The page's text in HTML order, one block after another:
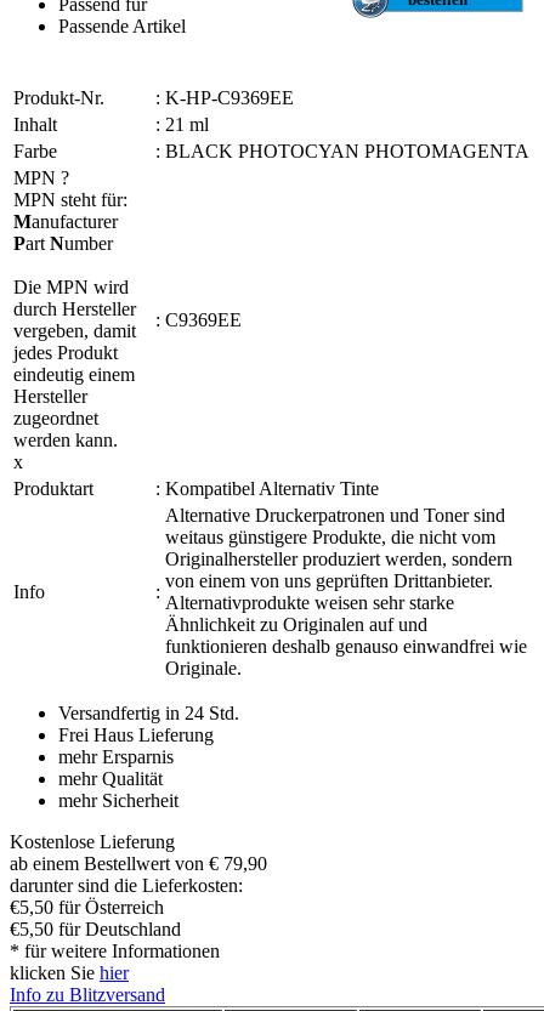
Passend für
Passende Artikel
Produkt-Nr. : K-HP-C9369EE
Inhalt
: 21 ml
Farbe
: BLACK PHOTOCYAN PHOTOMAGENTA
MPN ?
MPN steht für:
Manufacturer
Part Number
Die MPN wird
durch Hersteller
vergeben, damit
jedes Produkt
eindeutig einem
Hersteller
zugeordnet
werden kann.
x
: C9369EE
Produktart : Kompatibel Alternativ Tinte
Info :
Alternative Druckerpatronen und Toner sind
weitaus günstigere Produkte, die nicht vom
Originalhersteller produziert werden, sondern
von einem von uns geprüften Drittanbieter.
Alternativprodukte weisen sehr starke
Ähnlichkeit zu Originalen auf und
funktionieren deshalb genauso einwandfrei wie
Originale.
Versandfertig in 24 Std.
Frei Haus Lieferung
mehr Ersparnis
mehr Qualität
mehr Sicherheit
Kostenlose Lieferung
ab einem Bestellwert von € 79,90
darunter sind die Lieferkosten:
€5,50 für Österreich
€5,50 für Deutschland
* für weitere Informationen
klicken Sie hier
Info zu Blitzversand